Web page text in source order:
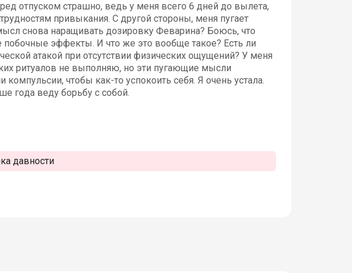
отпуском страшно, ведь у меня всего 6 дней до вылета,
привыкания. С другой стороны, меня пугает
снова наращивать дозировку Феварина? Боюсь, что
эффекты. И что же это вообще такое? Есть ли
атакой при отсутствии физических ощущений? У меня
ритуалов не выполняю, но эти пугающие мысли
чтобы как-то успокоить себя. Я очень устала.
года веду борьбу с собой.
давности